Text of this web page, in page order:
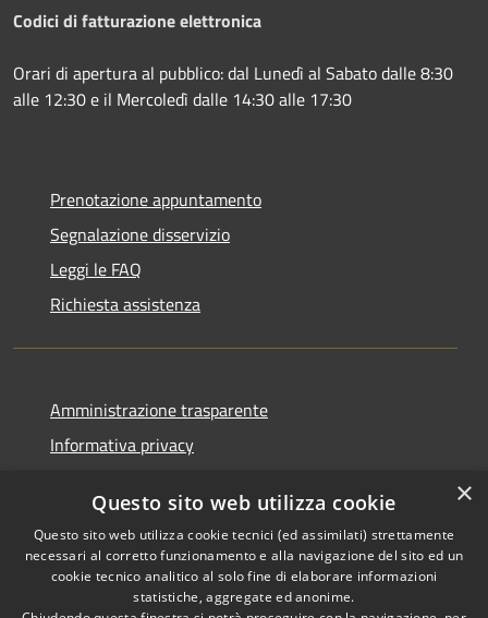
Codici di fatturazione elettronica
Orari di apertura al pubblico: dal Lunedì al Sabato dalle 8:30
alle 12:30 e il Mercoledì dalle 14:30 alle 17:30
Prenotazione appuntamento
Segnalazione disservizio
Leggi le FAQ
Richiesta assistenza
Amministrazione trasparente
Informativa privacy
Dichiarazione di accessibilità
×
Questo sito web utilizza cookie
Questo sito web utilizza cookie tecnici (ed assimilati) strettamente
necessari al corretto funzionamento e alla navigazione del sito ed un
cookie tecnico analitico al solo fine di elaborare informazioni
statistiche, aggregate ed anonime.